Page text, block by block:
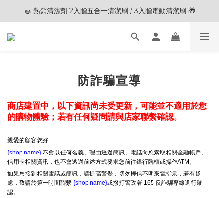
🎊夏末狂歡節限定優惠🎊︱全館滿 $3,000現折$200
🧽 熱銷清潔劑 2入贈五合一清潔刷 / 3入贈電動清潔刷 🎁
🎊夏末狂歡節限定優惠🎊︱全館滿 $3,000現折$200
防詐騙宣導
商店建置中，以下資訊尚未受更新，可能並不適用於您
的購物體驗；若有任何疑問請與店家聯繫確認。
親愛的顧客您好
{shop name} 不會以任何名義、理由透過簡訊、電話向您索取相關金融帳戶、
信用卡相關資訊，也不會透過前述方式要求您前往銀行臨櫃或操作ATM。
如果您接到相關電話或簡訊，請提高警覺，切勿輕信不明來電指示，若有疑
慮，敬請於第一時間聯繫 {shop name}或撥打警政署 165 反詐騙專線進行確
認。